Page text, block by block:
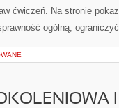
ćwiczeń. Na stronie
ogólną,
I